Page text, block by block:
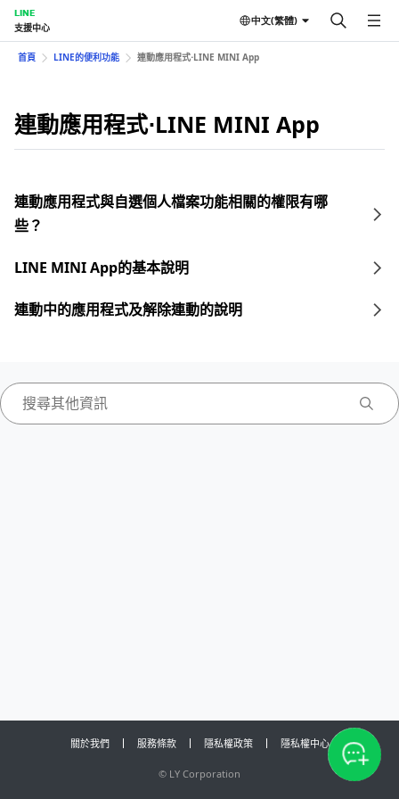
LINE
支援中心
中文(繁體)
首頁 LINE的便利功能 連動應用程式⋅LINE MINI App
連動應用程式⋅LINE MINI App
連動應用程式與自選個人檔案功能相關的權限有哪
些？
LINE MINI App的基本說明
連動中的應用程式及解除連動的說明
關於我們 服務條款 隱私權政策 隱私權中心
© LY Corporation